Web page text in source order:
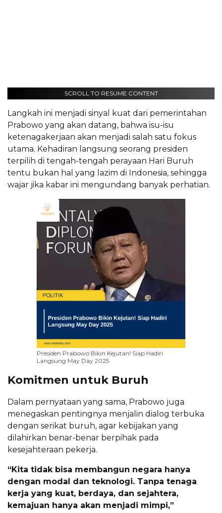
SCROLL TO RESUME CONTENT
Langkah ini menjadi sinyal kuat dari pemerintahan
Prabowo yang akan datang, bahwa isu-isu
ketenagakerjaan akan menjadi salah satu fokus
utama. Kehadiran langsung seorang presiden
terpilih di tengah-tengah perayaan Hari Buruh
tentu bukan hal yang lazim di Indonesia, sehingga
wajar jika kabar ini mengundang banyak perhatian.
Presiden Prabowo Bikin Kejutan! Siap Hadiri
Langsung May Day 2025
Komitmen untuk Buruh
Dalam pernyataan yang sama, Prabowo juga
menegaskan pentingnya menjalin dialog terbuka
dengan serikat buruh, agar kebijakan yang
dilahirkan benar-benar berpihak pada
kesejahteraan pekerja.
“Kita tidak bisa membangun negara hanya
dengan modal dan teknologi. Tanpa tenaga
kerja yang kuat, berdaya, dan sejahtera,
kemajuan hanya akan menjadi mimpi,”